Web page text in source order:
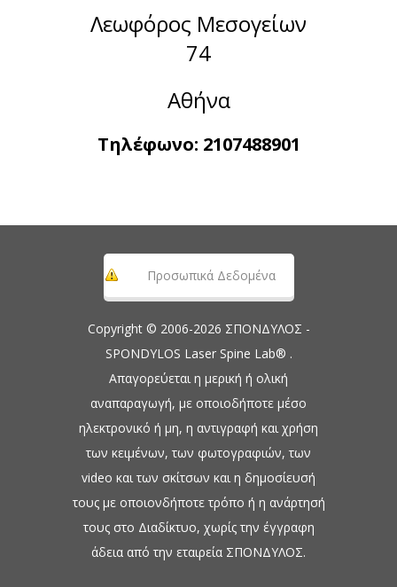
Λεωφόρος Μεσογείων
74
Αθήνα
Τηλέφωνο: 2107488901
Προσωπικά Δεδομένα
Copyright © 2006-2026 ΣΠΟΝΔΥΛΟΣ -
SPONDYLOS Laser Spine Lab® .
Απαγορεύεται η μερική ή ολική
αναπαραγωγή, με οποιοδήποτε μέσο
ηλεκτρονικό ή μη, η αντιγραφή και χρήση
των κειμένων, των φωτογραφιών, των
video και των σκίτσων και η δημοσίευσή
τους με οποιονδήποτε τρόπο ή η ανάρτησή
τους στο Διαδίκτυο, χωρίς την έγγραφη
άδεια από την εταιρεία ΣΠΟΝΔΥΛΟΣ.